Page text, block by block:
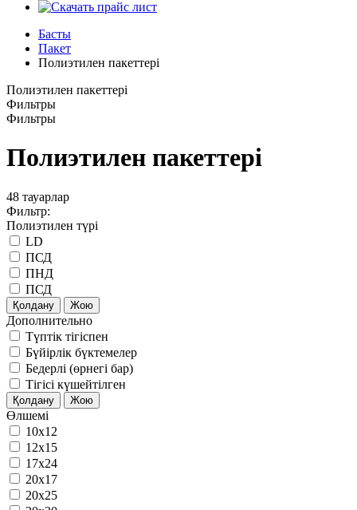
Басты
Пакет
Полиэтилен пакеттері
Полиэтилен пакеттері
Фильтры
Фильтры
Полиэтилен пакеттері
48 тауарлар
Фильтр:
Полиэтилен түрі
LD
ПСД
ПНД
ПСД
Қолдану Жою
Дополнительно
Түптік тігіспен
Бүйірлік бүктемелер
Бедерлі (өрнегі бар)
Тігісі күшейтілген
Қолдану Жою
Өлшемі
10x12
12x15
17x24
20x17
20x25